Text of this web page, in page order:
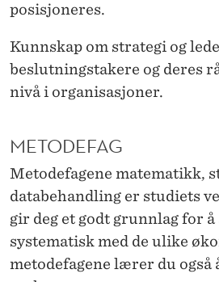
posisjoneres.
Kunnskap om strategi og
beslutningstakere og deres
nivå i organisasjoner.
METODEFAG
Metodefagene matematikk,
databehandling er studiets
gir deg et godt grunnlag for å
systematisk med de ulike
metodefagene lærer du også